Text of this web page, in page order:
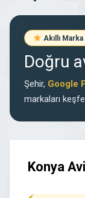
Akıllı
Doğru
Şehir, Google
markaları
Konya